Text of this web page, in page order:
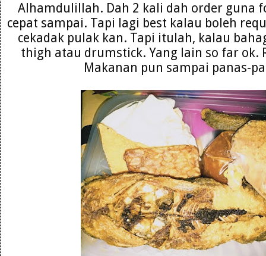
Alhamdulillah. Dah 2 kali dah order guna
cepat sampai. Tapi lagi best kalau boleh
cekadak pulak kan. Tapi itulah, kalau
thigh atau drumstick. Yang lain so far ok.
Makanan pun sampai panas-